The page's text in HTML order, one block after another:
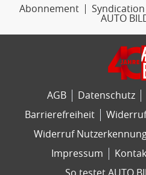
Abonnement
Syndication
AUTO
AGB Datenschutz
Barrierefreiheit
Widerruf
Impressum